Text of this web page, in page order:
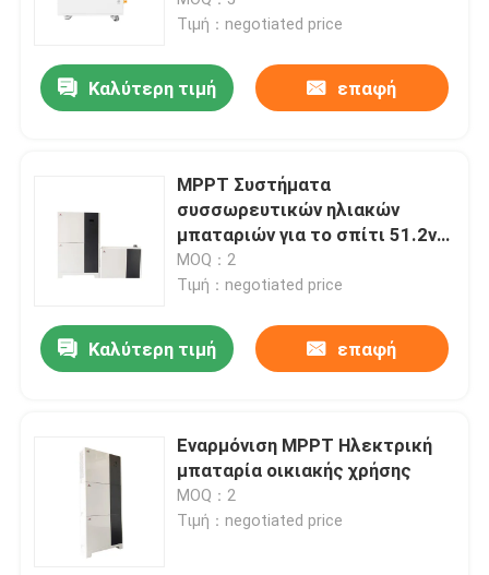
Μπαταρία εγχώριας ενέργειας
Lifepo4 μπαταρία κάρρων γκολφ
Μπαταρία rv LiFePo4
μικρή μπαταρία lipo
πακέτο μπαταριών 48V LiFePO4
εγχώριας ενέργειας λίθιου
Τιμή：negotiated price
Καλύτερη τιμή επαφή
MPPT Συστήματα
συσσωρευτικών ηλιακών
μπαταριών για το σπίτι 51.2v
5kwh 10kwh 20kwh 48v 100ah
MOQ：2
Τιμή：negotiated price
Καλύτερη τιμή επαφή
Εναρμόνιση MPPT Ηλεκτρική
μπαταρία οικιακής χρήσης
MOQ：2
Τιμή：negotiated price